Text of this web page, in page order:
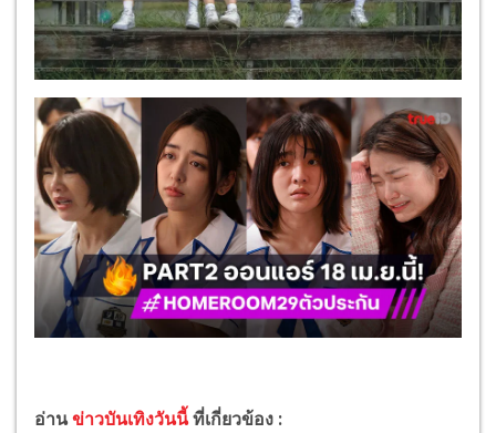
อ่านข่าวบันเทิงวันนี้ ที่เกี่ยวข้อง :